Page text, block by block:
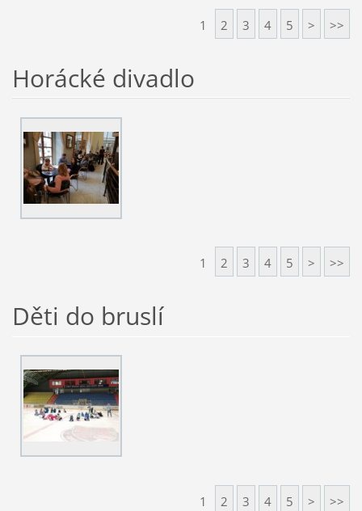
1 2 3 4 5 > >>
Horácké divadlo
1 2 3 4 5 > >>
Děti do bruslí
1 2 3 4 5 > >>